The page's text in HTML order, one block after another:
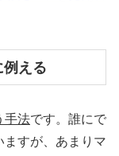
える
手法です。誰にで
ますが、あまりマ